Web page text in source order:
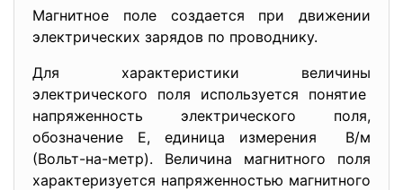
Магнитное поле создается при движении
электрических зарядов по проводнику.
Для характеристики величины
электрического поля используется понятие
напряженность электрического поля,
обозначение Е, единица измерения В/м
(Вольт-на-метр). Величина магнитного поля
характеризуется напряженностью магнитного